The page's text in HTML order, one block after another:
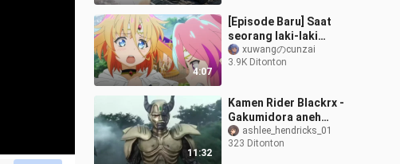
4:07
[Episode Baru] Saat
seorang laki-laki
berubah menjadi gadis
penyihir, tubuhnya
xuwangのcunzai
3.9K Ditonton
11:32
Kamen Rider Blackrx -
Gakumidora aneh
terkuat muncul (Kaisar
Clexis juga sangat
ashlee_hendricks_01
323 Ditonton